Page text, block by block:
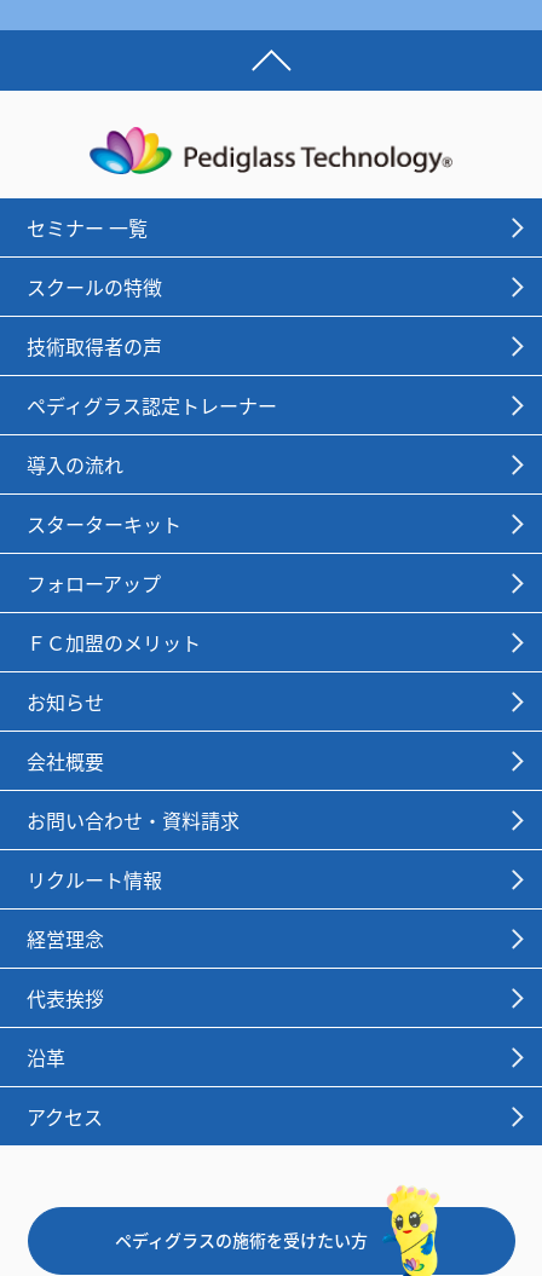
セミナー 一覧
スクールの特徴
技術取得者の声
ペディグラス認定トレーナー
導入の流れ
スターターキット
フォローアップ
ＦＣ加盟のメリット
お知らせ
会社概要
お問い合わせ・資料請求
リクルート情報
経営理念
代表挨拶
沿革
アクセス
ペディグラスの施術を受けたい方